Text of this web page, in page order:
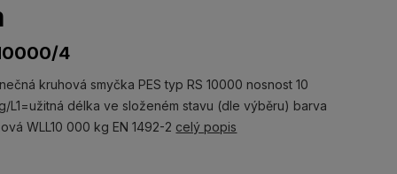
4
kruhová smyčka PES typ RS 10000 nosnost 10
L1=užitná délka ve složeném stavu (dle výběru) barva
WLL10 000 kg EN 1492-2 celý popis